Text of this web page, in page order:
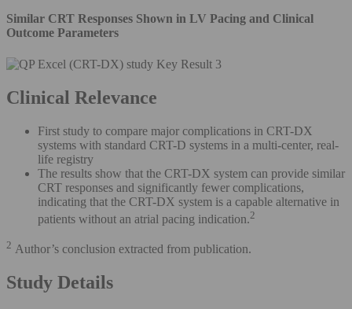
Similar CRT Responses Shown in LV Pacing and Clinical
Outcome Parameters
Clinical Relevance
First study to compare major complications in CRT-DX
systems with standard CRT-D systems in a multi-center, real-
life registry
The results show that the CRT-DX system can provide similar
CRT responses and significantly fewer complications,
indicating that the CRT-DX system is a capable alternative in
patients without an atrial pacing indication.2
2 Author’s conclusion extracted from publication.
Study Details